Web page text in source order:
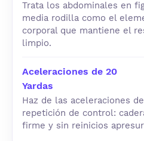
Trata los abdominales en
media rodilla como el
corporal que mantiene el
limpio.
Aceleraciones de 20
Yardas
Haz de las aceleraciones
repetición de control:
firme y sin reinicios